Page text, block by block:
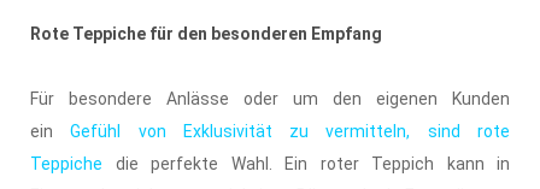
Rote Teppiche für den besonderen Empfang
Für besondere Anlässe oder um den eigenen Kunden
einGefühl von Exklusivität zu vermitteln, sind rote
Teppiche die perfekte Wahl. Ein roter Teppich kann in